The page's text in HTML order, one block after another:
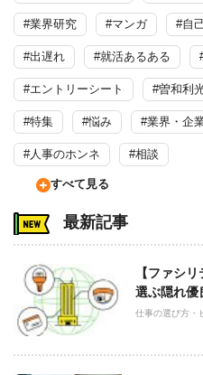
#業界研究 #マンガ #自
#出遅れ #就活あるある
#エントリーシート #曽和利
#特集 #悩み #業界・企
#人事のホンネ #相談
すべて見る
最新記事
【ファシ
選ぶ隠れ優
仕事の選び方・